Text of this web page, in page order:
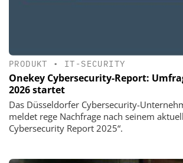
PRODUKT • IT-SECURITY
Onekey Cybersecurity-Report:
2026 startet
Das Düsseldorfer Cybersecurity-
meldet rege Nachfrage nach seinem
Cybersecurity Report 2025“.